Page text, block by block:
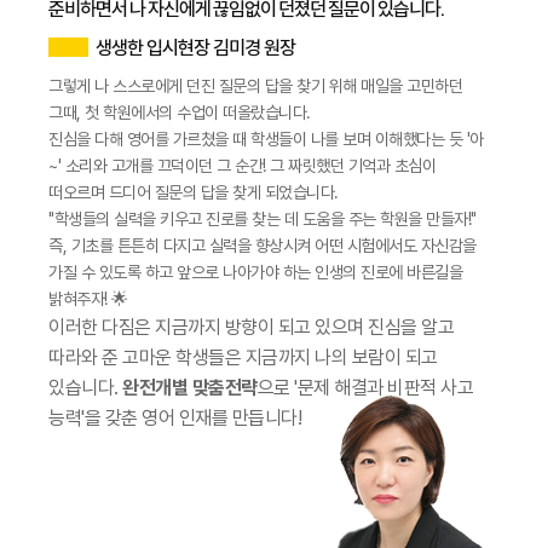
준비하면서 나 자신에게 끊임없이 던졌던 질문이 있습니다.
생생한 입시현장 김미경 원장
그렇게 나 스스로에게 던진 질문의 답을 찾기 위해 매일을 고민하던
그때, 첫 학원에서의 수업이 떠올랐습니다.
진심을 다해 영어를 가르쳤을 때 학생들이 나를 보며 이해했다는 듯 '아
~' 소리와 고개를 끄덕이던 그 순간! 그 짜릿했던 기억과 초심이
떠오르며 드디어 질문의 답을 찾게 되었습니다.
​"학생들의 실력을 키우고 진로를 찾는 데 도움을 주는 학원을 만들자!"
즉, 기초를 튼튼히 다지고 실력을 향상시켜 어떤 시험에서도 자신감을
가질 수 있도록 하고 앞으로 나아가야 하는 인생의 진로에 바른길을
밝혀주자! 🌟
이러한 다짐은 지금까지 방향이 되고 있으며 진심을 알고
따라와 준 고마운 학생들은 지금까지 나의 보람이 되고
있습니다. 완전개별 맞춤전략으로 '문제 해결과 비판적 사고
능력'을 갖춘 영어 인재를 만듭니다!